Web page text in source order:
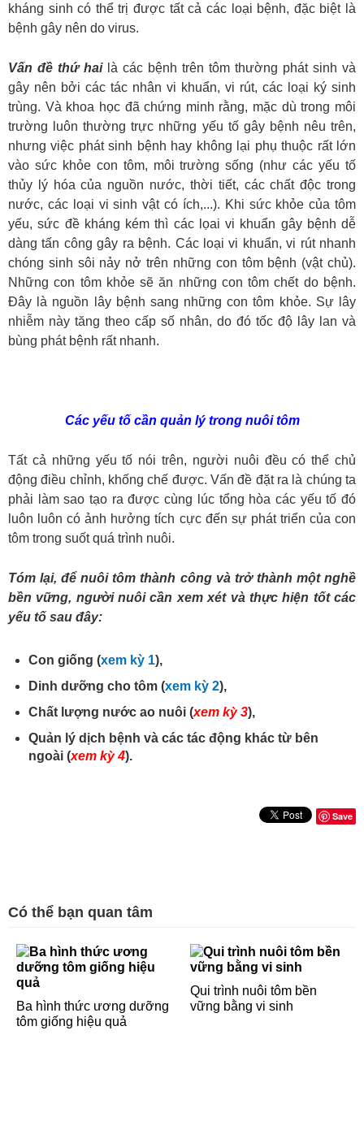
kháng sinh có thể trị được tất cả các loại bệnh, đặc biệt là
bệnh gây nên do virus.
Vấn đề thứ hailà các bệnh trên tôm thường phát sinh và
gây nên bởi các tác nhân vi khuẩn, vi rút, các loại ký sinh
trùng. Và khoa học đã chứng minh rằng, mặc dù trong môi
trường luôn thường trực những yếu tố gây bệnh nêu trên,
nhưng việc phát sinh bệnh hay không lại phụ thuộc rất lớn
vào sức khỏe con tôm, môi trường sống (như các yếu tố
thủy lý hóa của nguồn nước, thời tiết, các chất độc trong
nước, các loại vi sinh vật có ích,...). Khi sức khỏe của tôm
yếu, sức đề kháng kém thì các lọai vi khuẩn gây bệnh dễ
dàng tấn công gây ra bệnh. Các loại vi khuẩn, vi rút nhanh
chóng sinh sôi nảy nở trên những con tôm bệnh (vật chủ).
Những con tôm khỏe sẽ ăn những con tôm chết do bệnh.
Đây là nguồn lây bệnh sang những con tôm khỏe. Sự lây
nhiễm này tăng theo cấp số nhân, do đó tốc độ lây lan và
bùng phát bệnh rất nhanh.
Các yếu tố cần quản lý trong nuôi tôm
Tất cả những yếu tố nói trên, người nuôi đều có thể chủ
động điều chỉnh, khống chế được. Vấn đề đặt ra là chúng ta
phải làm sao tạo ra được cùng lúc tổng hòa các yếu tố đó
luôn luôn có ảnh hưởng tích cực đến sự phát triển của con
tôm trong suốt quá trình nuôi.
Tóm lại, để nuôi tôm thành công và trở thành một nghề
bền vững, người nuôi cần xem xét và thực hiện tốt các
yếu tố sau đây:
Con giống (xem kỳ 1),
Dinh dưỡng cho tôm (xem kỳ 2),
Chất lượng nước ao nuôi (xem kỳ 3),
Quản lý dịch bệnh và các tác động khác từ bên
ngoài (xem kỳ 4).
Save
Có thể bạn quan tâm
Ba hình thức ương dưỡng
tôm giống hiệu quả
Qui trình nuôi tôm bền
vững bằng vi sinh